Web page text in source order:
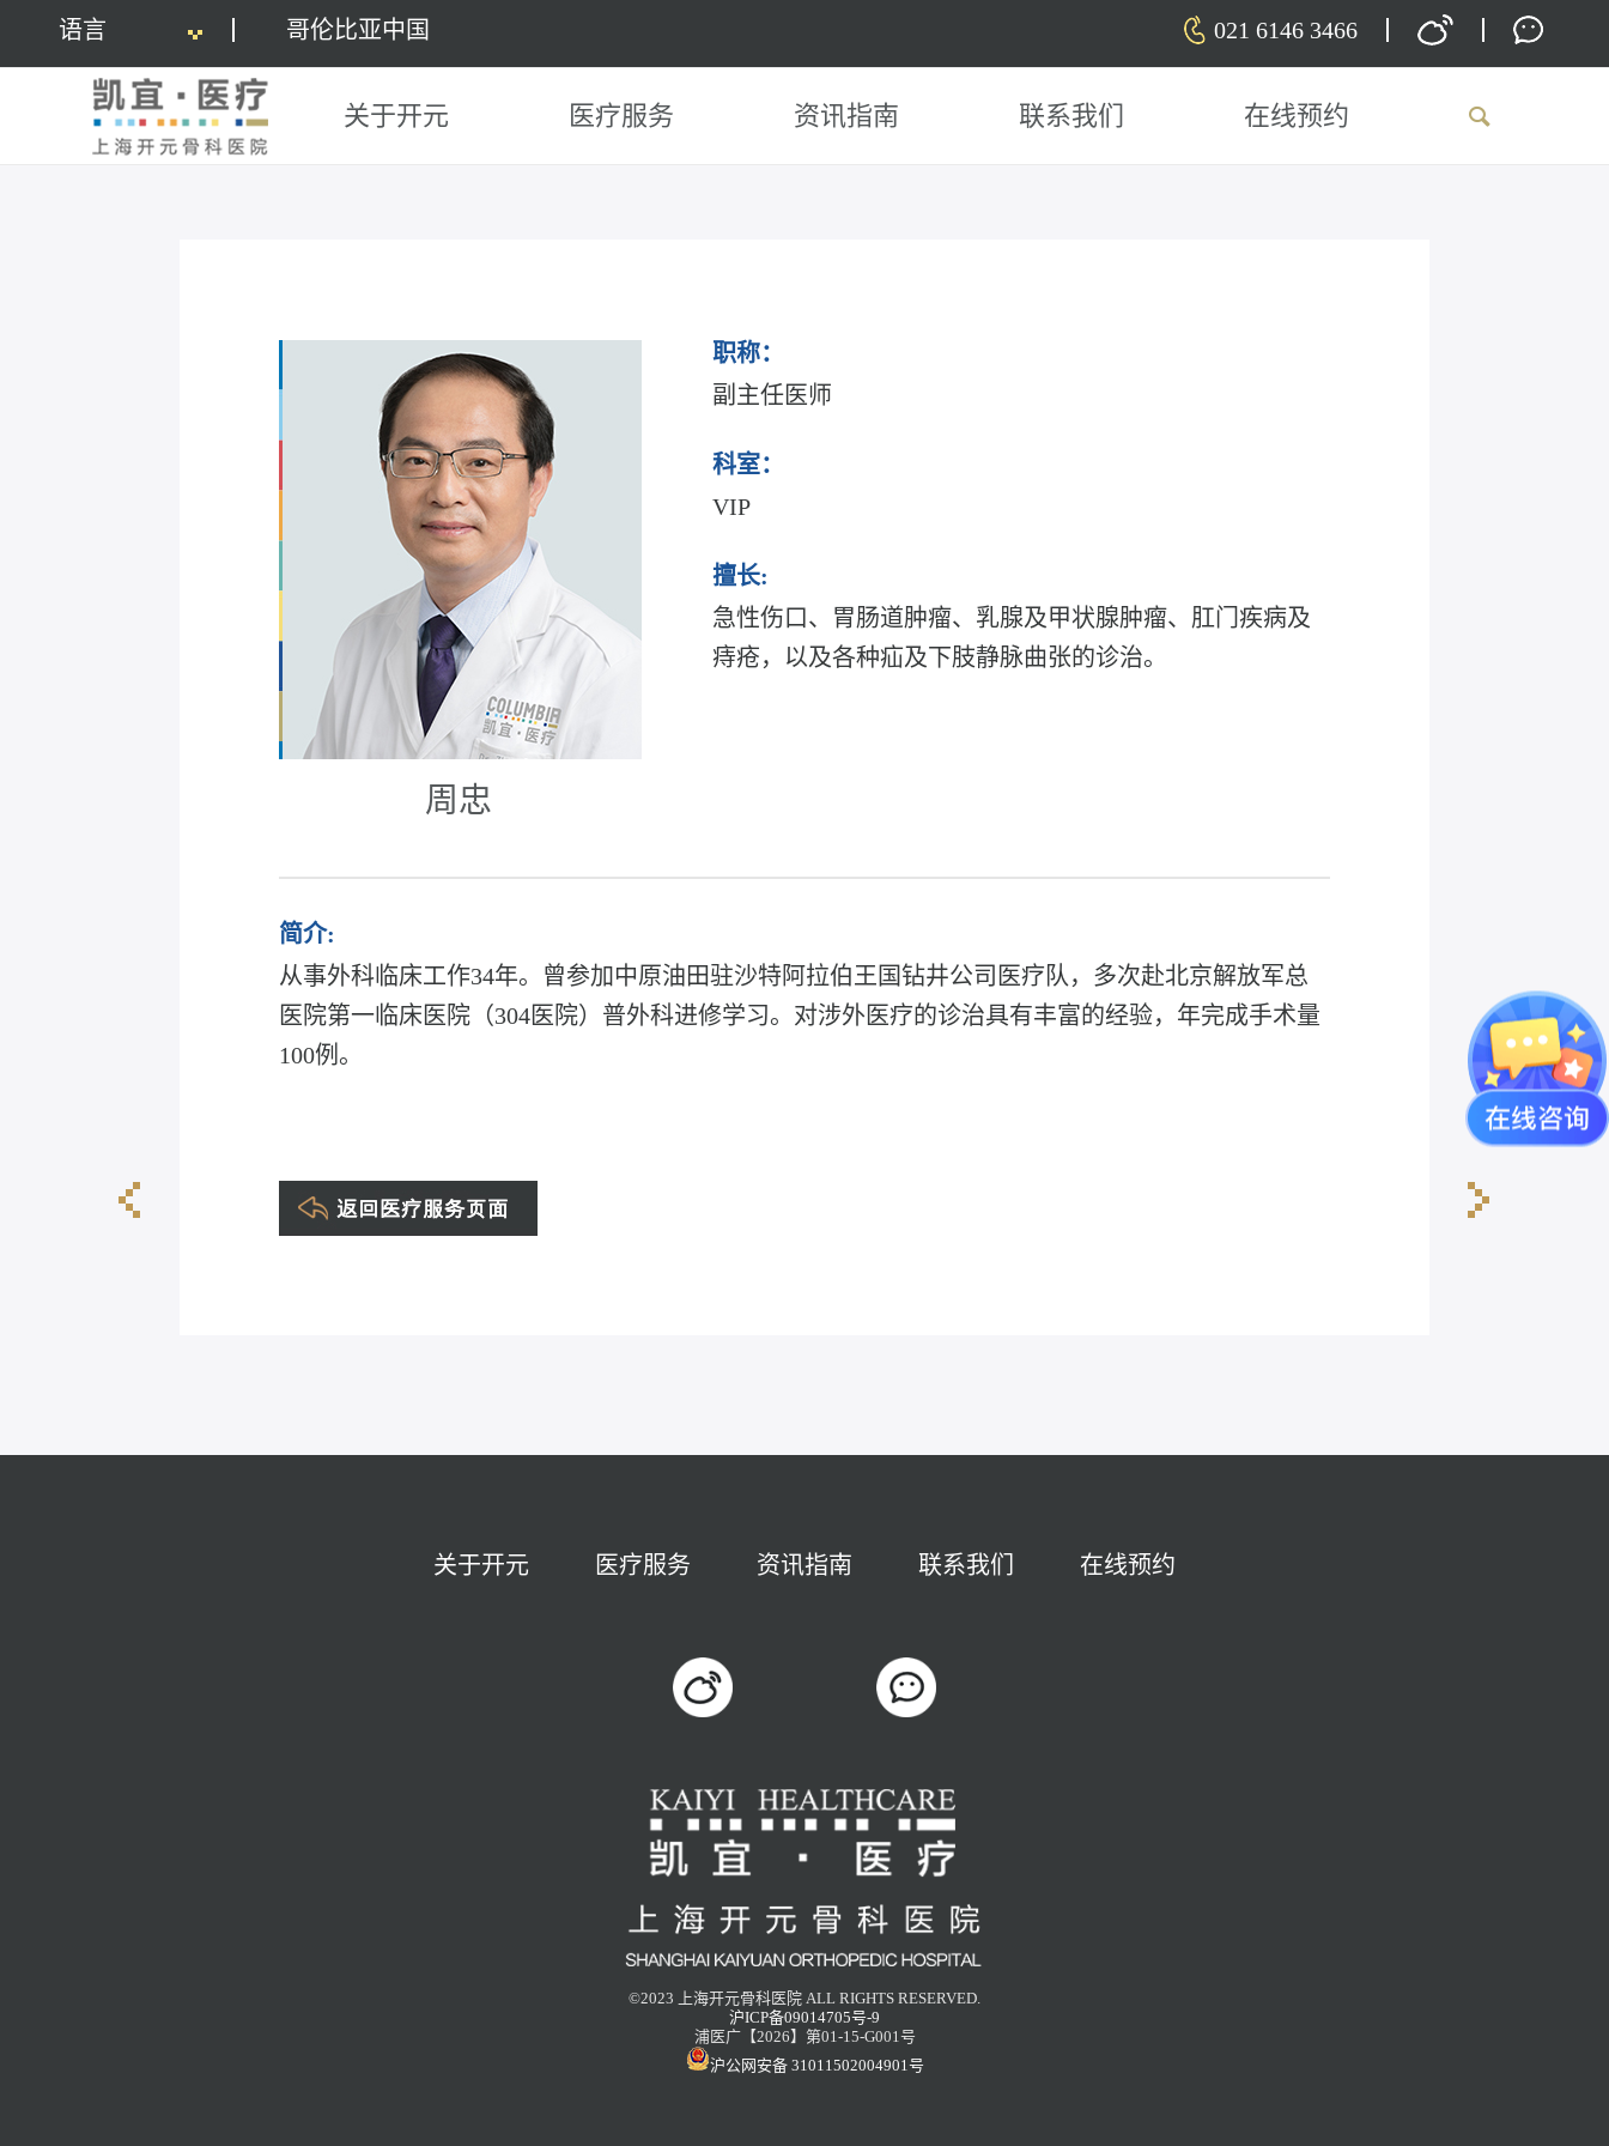
语言 哥伦比亚中国 021 6146 3466
关于开元 医疗服务 资讯指南 联系我们 在线预约
周忠
职称：
副主任医师
科室：
VIP
擅长:
急性伤口、胃肠道肿瘤、乳腺及甲状腺肿瘤、肛门疾病及
痔疮，以及各种疝及下肢静脉曲张的诊治。
简介:
从事外科临床工作34年。曾参加中原油田驻沙特阿拉伯王国钻井公司医疗队，多次赴北京解放军总
医院第一临床医院（304医院）普外科进修学习。对涉外医疗的诊治具有丰富的经验，年完成手术量
100例。
关于开元 医疗服务 资讯指南 联系我们 在线预约
©2023 上海开元骨科医院 ALL RIGHTS RESERVED.
沪ICP备09014705号-9
浦医广【2026】第01-15-G001号
沪公网安备 31011502004901号